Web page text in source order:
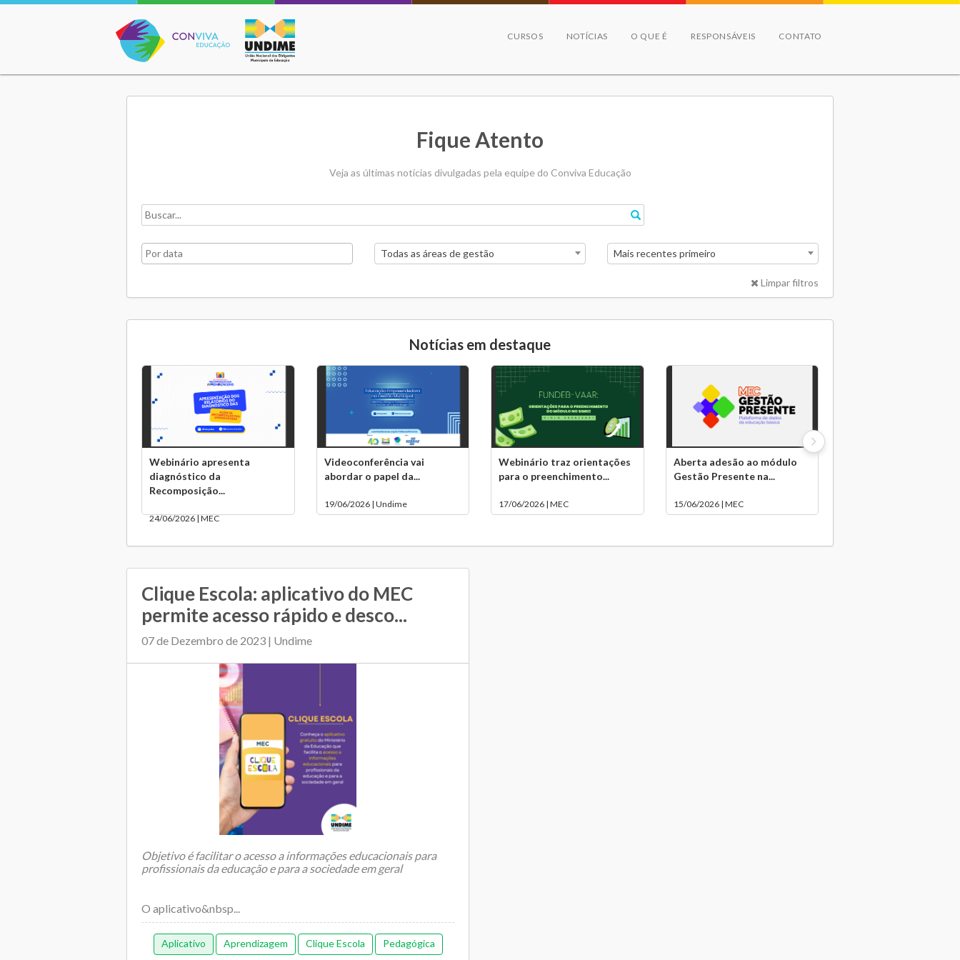
Conviva Educação
CURSOS NOTÍCIAS O QUE É RESPONSÁVEIS CONTATO
Fique Atento
Veja as últimas notícias divulgadas pela equipe do Conviva Educação
Todas as áreas de gestão Mais recentes primeiro
Limpar filtros
Notícias em destaque
Webinário apresenta
diagnóstico da
Recomposição...
24/06/2026 | MEC
Videoconferência vai
abordar o papel da...
19/06/2026 | Undime
Webinário traz orientações
para o preenchimento...
17/06/2026 | MEC
Aberta adesão ao módulo
Gestão Presente na...
15/06/2026 | MEC
Clique Escola: aplicativo do MEC
permite acesso rápido e desco...
07 de Dezembro de 2023 | Undime
Objetivo é facilitar o acesso a informações educacionais para
profissionais da educação e para a sociedade em geral
O aplicativo&nbsp...
Aplicativo Aprendizagem Clique Escola Pedagógica